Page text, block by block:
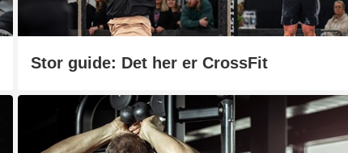
Stor guide: Det her er CrossFit